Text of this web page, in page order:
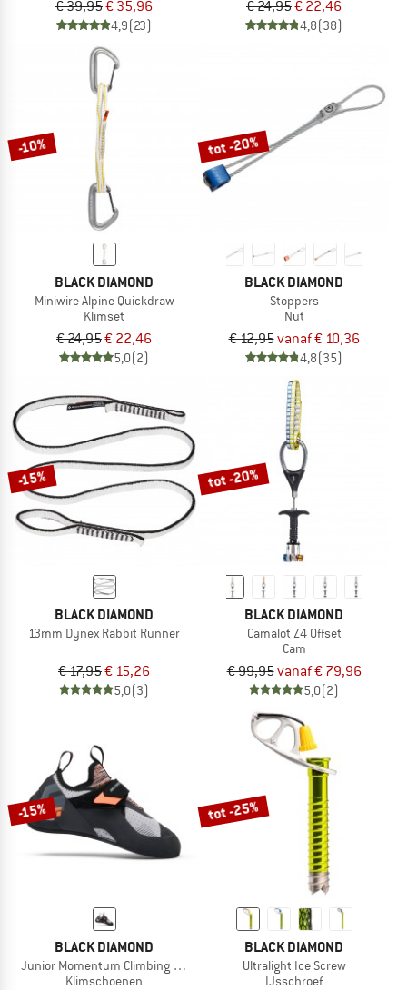
€ 39,95€ 35,96
4,9(23)
€ 24,95€ 22,46
4,8(38)
-10%
BLACK DIAMOND
Miniwire Alpine Quickdraw
Klimset
€ 24,95€ 22,46
5,0(2)
tot -20%
BLACK DIAMOND
Stoppers
Nut
€ 12,95vanaf € 10,36
4,8(35)
-15%
BLACK DIAMOND
13mm Dynex Rabbit Runner
€ 17,95€ 15,26
5,0(3)
tot -20%
BLACK DIAMOND
Camalot Z4 Offset
Cam
€ 99,95vanaf € 79,96
5,0(2)
-15%
BLACK DIAMOND
Junior Momentum Climbing Shoes
Klimschoenen
tot -25%
BLACK DIAMOND
Ultralight Ice Screw
IJsschroef